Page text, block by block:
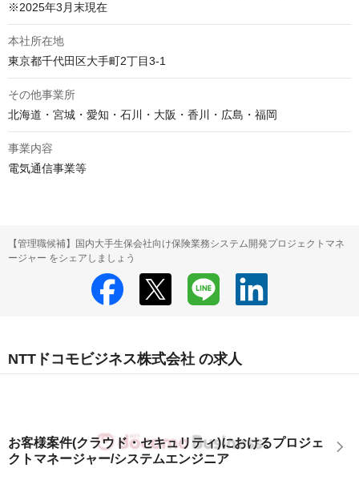
※2025年3月末現在
本社所在地
東京都千代田区大手町2丁目3-1
その他事業所
北海道・宮城・愛知・石川・大阪・香川・広島・福岡
事業内容
電気通信事業等
【管理職候補】国内大手生保会社向け保険業務システム開発プロジェクトマネ
ージャー をシェアしましょう
NTTドコモビジネス株式会社 の求人
お客様案件(クラウド・セキュリティ)におけるプロジェ
クトマネージャー/システムエンジニア